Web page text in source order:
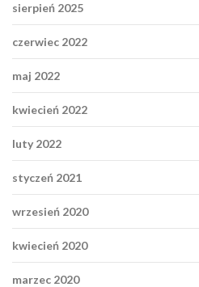
sierpień 2025
czerwiec 2022
maj 2022
kwiecień 2022
luty 2022
styczeń 2021
wrzesień 2020
kwiecień 2020
marzec 2020